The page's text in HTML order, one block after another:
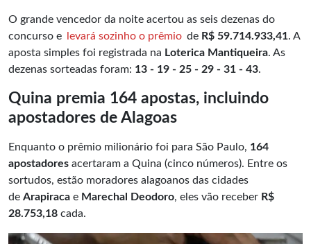
O grande vencedor da noite acertou as seis dezenas do
concurso e
levará sozinho o prêmio de R$ 59.714.933,41. A
aposta simples foi registrada na Loterica Mantiqueira. As
dezenas sorteadas foram: 13 - 19 - 25 - 29 - 31 - 43.
Quina premia 164 apostas, incluindo
apostadores de Alagoas
Enquanto o prêmio milionário foi para São Paulo, 164
apostadores acertaram a Quina (cinco números). Entre os
sortudos, estão moradores alagoanos das cidades
de Arapiraca e Marechal Deodoro, eles vão receber R$
28.753,18 cada.